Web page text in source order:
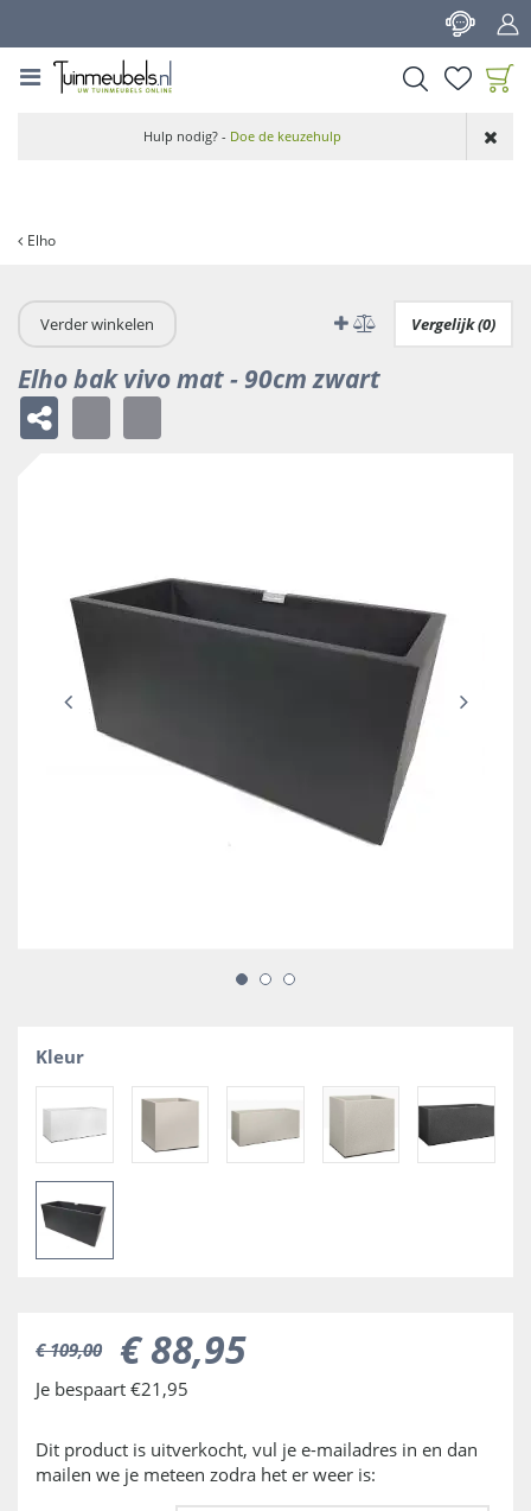
Elho
aan wensenlijst
Hulp nodig? - Doe de keuzehulp
Verder winkelen Vergelijk (0)
Elho bak vivo mat - 90cm zwart
Kleur
€ 109,00 € 88,95
Je bespaart €21,95
Dit product is uitverkocht, vul je e-mailadres in en dan
mailen we je meteen zodra het er weer is: